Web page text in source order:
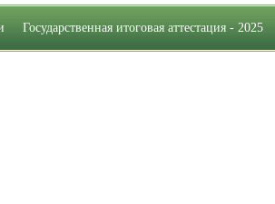
Государственная итоговая аттестация - 2025